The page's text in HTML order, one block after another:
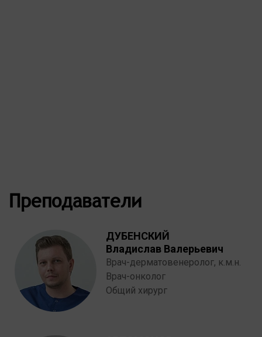
Преподаватели
ДУБЕНСКИЙ
Владислав Валерьевич
Врач-дерматовенеролог, к.м.н.
Врач-онколог
Общий хирург